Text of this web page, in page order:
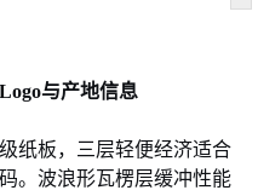
Logo与产地信息
纸板，三层轻便经济适合
。波浪形瓦楞层缓冲性能